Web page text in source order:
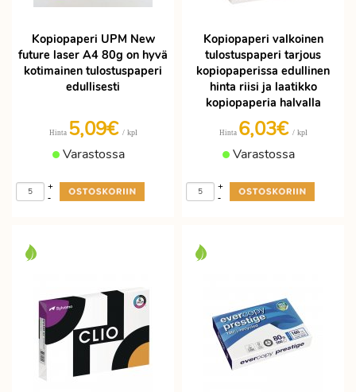
Kopiopaperi UPM New
future laser A4 80g on hyvä
kotimainen tulostuspaperi
edullisesti
Hinta 5,09€ / kpl
Varastossa
-
+
Kopiopaperi valkoinen
tulostuspaperi tarjous
kopiopaperissa edullinen
hinta riisi ja laatikko
kopiopaperia halvalla
Hinta 6,03€ / kpl
Varastossa
-
+